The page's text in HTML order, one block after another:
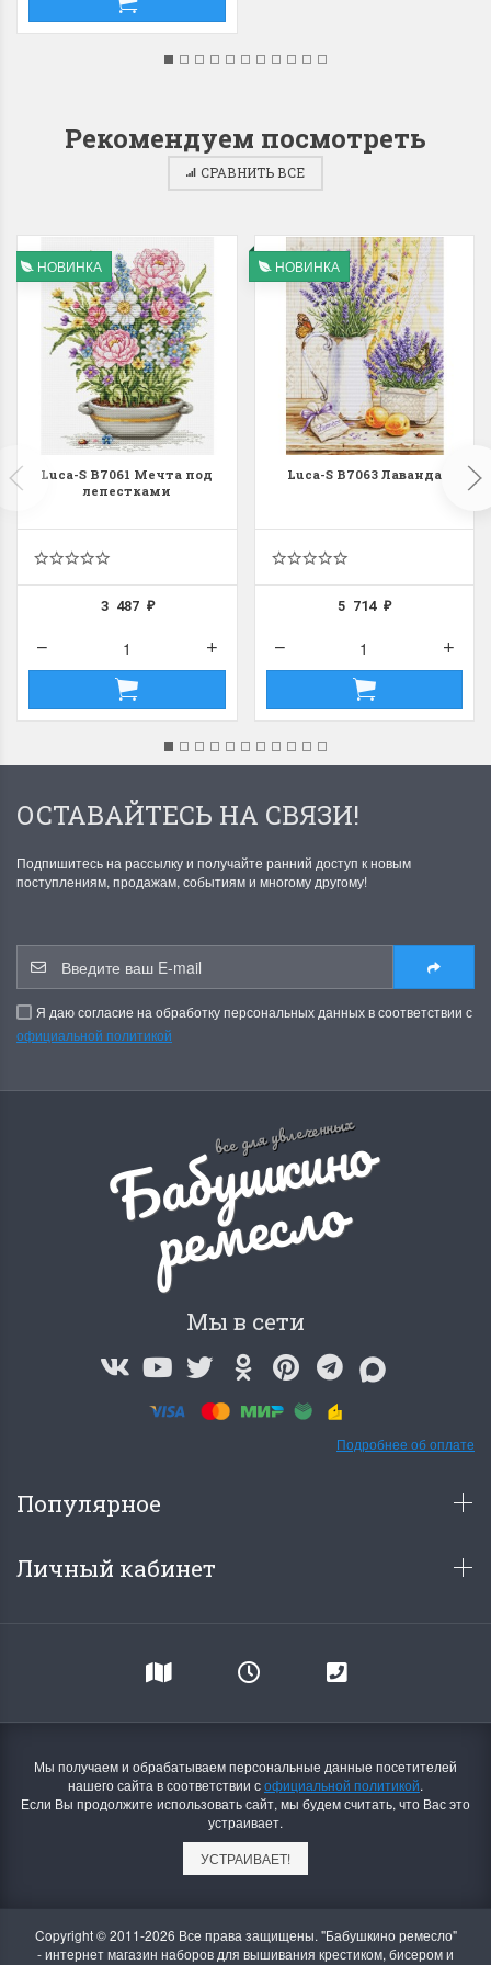
Рекомендуем посмотреть
СРАВНИТЬ ВСЕ
НОВИНКА
Luca-S B7061 Мечта под
лепестками
3 487 ₽
НОВИНКА
Luca-S B7063 Лаванда
5 714₽
ОСТАВАЙТЕСЬ НА СВЯЗИ!
Подпишитесь на рассылку и получайте ранний доступ к новым
поступлениям, продажам, событиям и многому другому!
Я даю согласие на обработку персональных данных в соответствии с
официальной политикой
все для увлеченных
Б
а
б
у
ш
к
и
н
о
р
е
м
е
с
л
о
Мы в сети
Подробнее об оплате
Популярное
Личный кабинет
Мы получаем и обрабатываем персональные данные посетителей
нашего сайта в соответствии софициальной политикой.
Если Вы продолжите использовать сайт, мы будем считать, что Вас это
устраивает.
УСТРАИВАЕТ!
Copyright © 2011-2026 Все права защищены. "Бабушкино ремесло"
- интернет магазин наборов для вышивания крестиком, бисером и